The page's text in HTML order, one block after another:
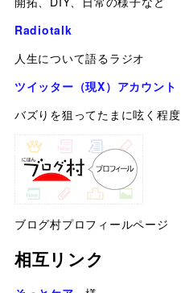
Radiotalk
人生について語るラジオ
ツイッター（現X）アカウント
バズりを狙ってたまに呟く程度
ブログ村プロフィールページ
相互リンク